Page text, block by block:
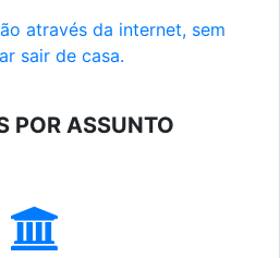
através da internet, sem
sair de casa.
POR ASSUNTO